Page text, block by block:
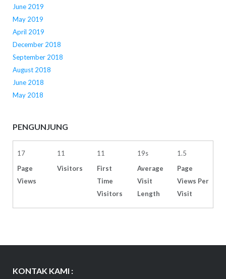
June 2019
May 2019
April 2019
December 2018
September 2018
August 2018
June 2018
May 2018
PENGUNJUNG
17
Page
Views
11
Visitors
11
First
Time
Visitors
19s
Average
Visit
Length
1.5
Page
Views Per
Visit
KONTAK KAMI :